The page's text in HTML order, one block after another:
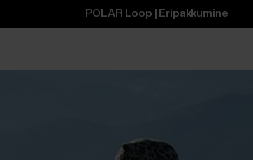
POLAR Loop | Eripakkumine